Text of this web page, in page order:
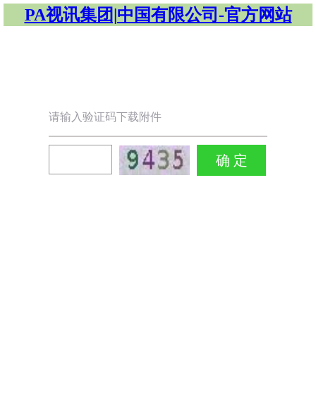
PA视讯集团|中国有限公司-官方网站
请输入验证码下载附件